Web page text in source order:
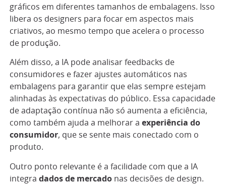
gráficos em diferentes tamanhos de embalagens. Isso
libera os designers para focar em aspectos mais
criativos, ao mesmo tempo que acelera o processo
de produção.
Além disso, a IA pode analisar feedbacks de
consumidores e fazer ajustes automáticos nas
embalagens para garantir que elas sempre estejam
alinhadas às expectativas do público. Essa capacidade
de adaptação contínua não só aumenta a eficiência,
como também ajuda a melhorar a experiência do
consumidor, que se sente mais conectado com o
produto.
Outro ponto relevante é a facilidade com que a IA
integra dados de mercado nas decisões de design.